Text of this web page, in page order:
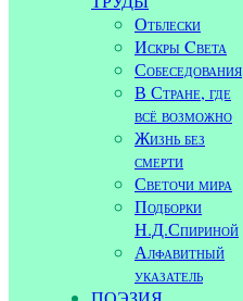
Отблески
Искры Cвета
Собеседования
В Стране, где
всё возможно
Жизнь без
смерти
Светочи мира
Подборки
Н.Д.Спириной
Алфавитный
указатель